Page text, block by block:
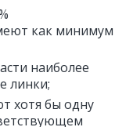
как минимум
наиболее
линки;
хотя бы одну